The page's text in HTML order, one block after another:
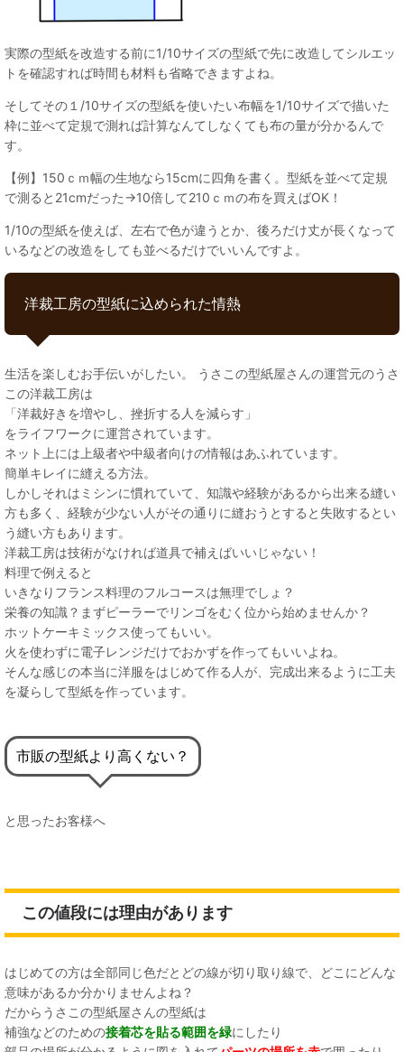
実際の型紙を改造する前に1/10サイズの型紙で先に改造してシルエッ
トを確認すれば時間も材料も省略できますよね。
そしてその１/10サイズの型紙を使いたい布幅を1/10サイズで描いた
枠に並べて定規で測れば計算なんてしなくても布の量が分かるんで
す。
【例】150ｃｍ幅の生地なら15cmに四角を書く。型紙を並べて定規
で測ると21cmだった→10倍して210ｃｍの布を買えばOK！
1/10の型紙を使えば、左右で色が違うとか、後ろだけ丈が長くなって
いるなどの改造をしても並べるだけでいいんですよ。
洋裁工房の型紙に込められた情熱
生活を楽しむお手伝いがしたい。 うさこの型紙屋さんの運営元のうさ
この洋裁工房は
「洋裁好きを増やし、挫折する人を減らす」
をライフワークに運営されています。
ネット上には上級者や中級者向けの情報はあふれています。
簡単キレイに縫える方法。
しかしそれはミシンに慣れていて、知識や経験があるから出来る縫い
方も多く、経験が少ない人がその通りに縫おうとすると失敗するとい
う縫い方もあります。
洋裁工房は技術がなければ道具で補えばいいじゃない！
料理で例えると
いきなりフランス料理のフルコースは無理でしょ？
栄養の知識？まずピーラーでリンゴをむく位から始めませんか？
ホットケーキミックス使ってもいい。
火を使わずに電子レンジだけでおかずを作ってもいいよね。
そんな感じの本当に洋服をはじめて作る人が、完成出来るように工夫
を凝らして型紙を作っています。
市販の型紙より高くない？
と思ったお客様へ
この値段には理由があります
はじめての方は全部同じ色だとどの線が切り取り線で、どこにどんな
意味があるか分かりませんよね？
だからうさこの型紙屋さんの型紙は
補強などのための接着芯を貼る範囲を緑にしたり